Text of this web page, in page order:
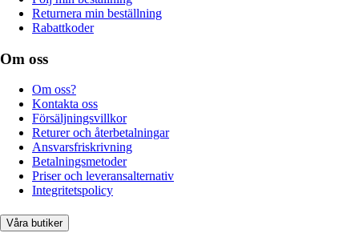
Returnera min beställning
Rabattkoder
Om oss
Om oss?
Kontakta oss
Försäljningsvillkor
Returer och återbetalningar
Ansvarsfriskrivning
Betalningsmetoder
Priser och leveransalternativ
Integritetspolicy
Våra butiker